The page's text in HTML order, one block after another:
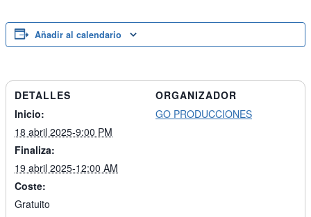
Añadir al calendario
DETALLES
Inicio:
18 abril 2025-9:00 PM
Finaliza:
19 abril 2025-12:00 AM
Coste:
Gratuito
ORGANIZADOR
GO PRODUCCIONES